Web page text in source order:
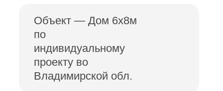
Объект — Дом 6х8м
по
индивидуальному
проекту во
Владимирской обл.